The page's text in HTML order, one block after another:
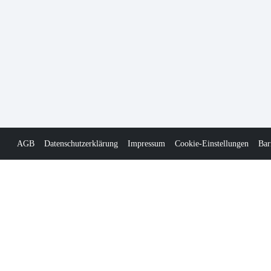
AGB Datenschutzerklärung Impressum Cookie-Einstellungen